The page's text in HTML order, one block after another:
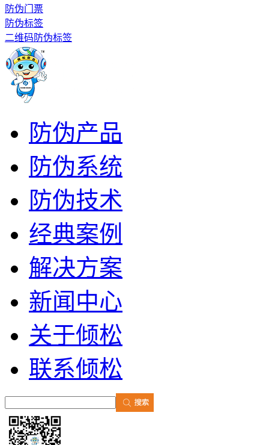
防伪门票
防伪标签
二维码防伪标签
防伪产品
防伪系统
防伪技术
经典案例
解决方案
新闻中心
关于倾松
联系倾松